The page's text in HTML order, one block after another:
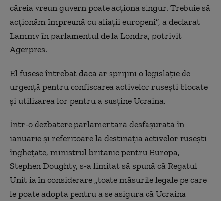
căreia vreun guvern poate acţiona singur. Trebuie să
acţionăm împreună cu aliaţii europeni”, a declarat
Lammy în parlamentul de la Londra, potrivit
Agerpres.
El fusese întrebat dacă ar sprijini o legislaţie de
urgenţă pentru confiscarea activelor ruseşti blocate
şi utilizarea lor pentru a susţine Ucraina.
Într-o dezbatere parlamentară desfăşurată în
ianuarie şi referitoare la destinaţia activelor ruseşti
îngheţate, ministrul britanic pentru Europa,
Stephen Doughty, s-a limitat să spună că Regatul
Unit ia în considerare „toate măsurile legale pe care
le poate adopta pentru a se asigura că Ucraina